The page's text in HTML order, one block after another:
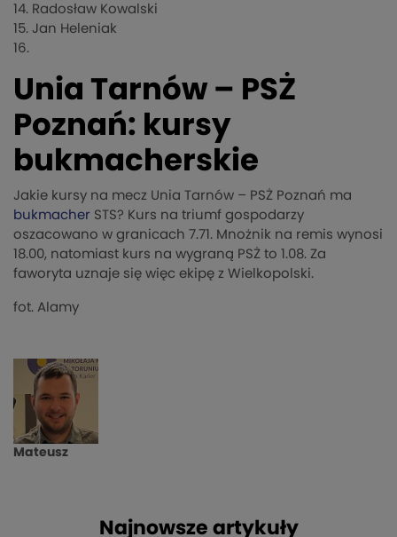
14. Radosław Kowalski
15. Jan Heleniak
16.
Unia Tarnów – PSŻ
Poznań: kursy
bukmacherskie
Jakie kursy na mecz Unia Tarnów – PSŻ Poznań ma
bukmacher STS? Kurs na triumf gospodarzy
oszacowano w granicach 7.71. Mnożnik na remis wynosi
18.00, natomiast kurs na wygraną PSŻ to 1.08. Za
faworyta uznaje się więc ekipę z Wielkopolski.
fot. Alamy
Mateusz
Najnowsze artykuły